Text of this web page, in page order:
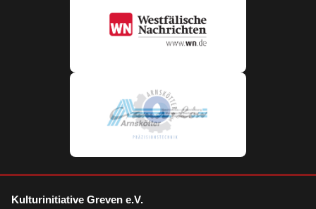
Kulturinitiative Greven e.V.